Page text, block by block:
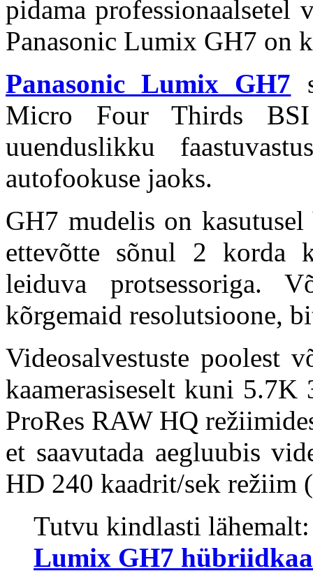
pidama
Panasonic Lumix GH7 on
Panasonic Lumix GH7
Micro Four Thirds
uuenduslikku
autofookuse jaoks.
GH7 mudelis on
ettevõtte sõnul 2 korda
leiduva protsessoriga.
kõrgemaid resolutsioone,
Videosalvestuste poolest
kaamerasiseselt kuni
ProRes RAW HQ
et saavutada aegluubis
HD 240 kaadrit/sek režiim
Tutvu kindlasti lähemalt:
Lumix GH7